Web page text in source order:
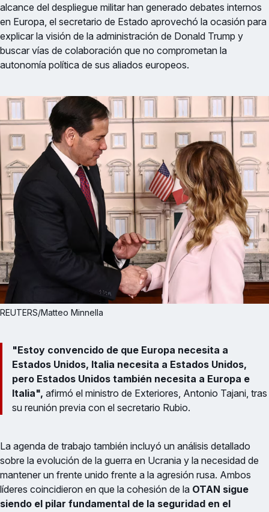
alcance del despliegue militar han generado debates internos
en Europa, el secretario de Estado aprovechó la ocasión para
explicar la visión de la administración de Donald Trump y
buscar vías de colaboración que no comprometan la
autonomía política de sus aliados europeos.
REUTERS/Matteo Minnella
"Estoy convencido de que Europa necesita a
Estados Unidos, Italia necesita a Estados Unidos,
pero Estados Unidos también necesita a Europa e
Italia", afirmó el ministro de Exteriores, Antonio Tajani, tras
su reunión previa con el secretario Rubio.
La agenda de trabajo también incluyó un análisis detallado
sobre la evolución de la guerra en Ucrania y la necesidad de
mantener un frente unido frente a la agresión rusa. Ambos
líderes coincidieron en que la cohesión de la OTAN sigue
siendo el pilar fundamental de la seguridad en el